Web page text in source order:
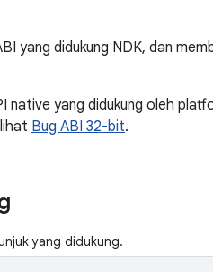
yang didukung NDK, dan
native yang didukung oleh
Bug ABI 32-bit.
yang didukung.